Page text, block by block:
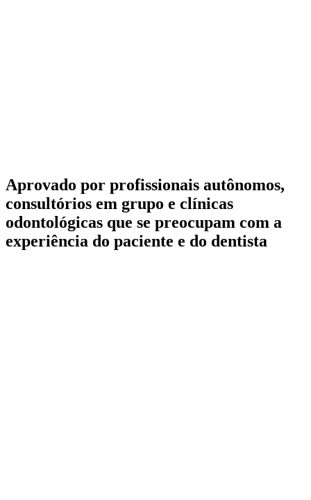
Aprovado por profissionais autônomos,
consultórios em grupo e clínicas
odontológicas que se preocupam com a
experiência do paciente e do dentista